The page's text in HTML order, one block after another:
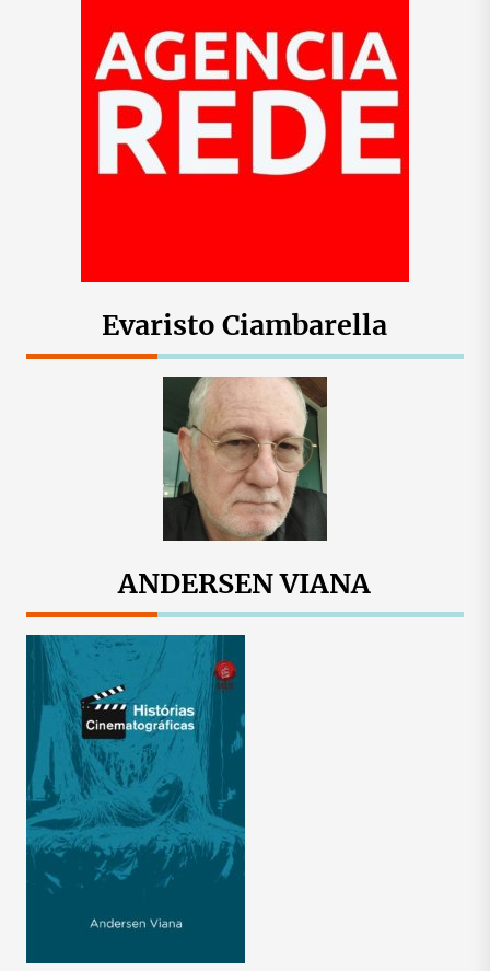
Evaristo Ciambarella
ANDERSEN VIANA